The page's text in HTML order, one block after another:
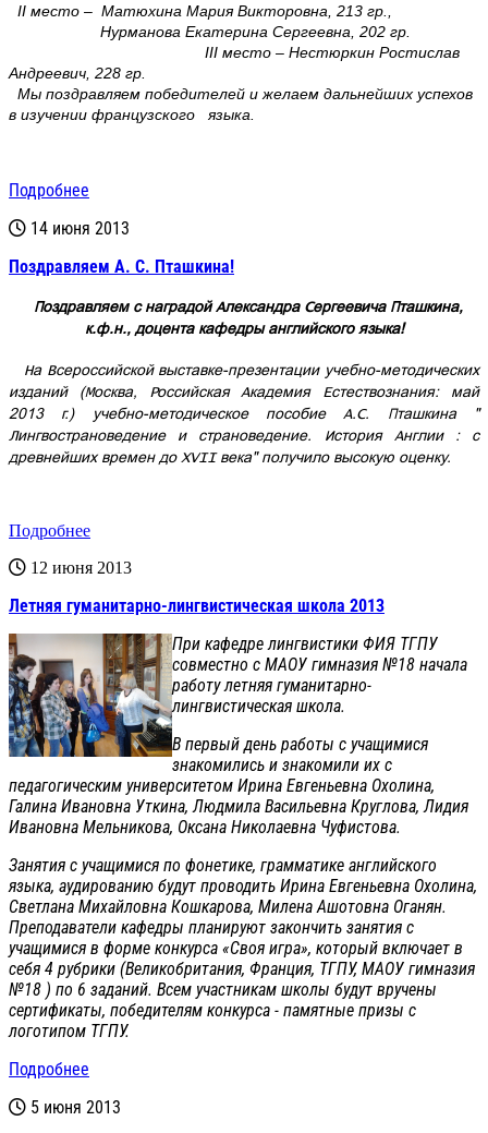
II место – Матюхина Мария Викторовна, 213 гр.,
Нурманова Екатерина Сергеевна, 202 гр.
III место – Нестюркин Ростислав
Андреевич, 228 гр.
Мы поздравляем победителей и желаем дальнейших успехов
в изучении французского языка.
Подробнее
14 июня 2013
Поздравляем А. С. Пташкина!
Поздравляем с наградой Александра Сергеевича Пташкина,
к.ф.н., доцента кафедры английского языка!
На Всероссийской выставке-презентации учебно-методических
изданий (Москва, Российская Академия Естествознания: май
2013 г.) учебно-методическое пособие А.С. Пташкина "
Лингвострановедение и страноведение. История Англии : с
древнейших времен до XVII века" получило высокую оценку.
Подробнее
12 июня 2013
Летняя гуманитарно-лингвистическая школа 2013
При кафедре лингвистики ФИЯ ТГПУ
совместно с МАОУ гимназия №18 начала
работу летняя гуманитарно-
лингвистическая школа.
В первый день работы с учащимися
знакомились и знакомили их с
педагогическим университетом Ирина Евгеньевна Охолина,
Галина Ивановна Уткина, Людмила Васильевна Круглова, Лидия
Ивановна Мельникова, Оксана Николаевна Чуфистова.
Занятия с учащимися по фонетике, грамматике английского
языка, аудированию будут проводить Ирина Евгеньевна Охолина,
Светлана Михайловна Кошкарова, Милена Ашотовна Оганян.
Преподаватели кафедры планируют закончить занятия с
учащимися в форме конкурса «Своя игра», который включает в
себя 4 рубрики (Великобритания, Франция, ТГПУ, МАОУ гимназия
№18 ) по 6 заданий. Всем участникам школы будут вручены
сертификаты, победителям конкурса - памятные призы с
логотипом ТГПУ.
Подробнее
5 июня 2013